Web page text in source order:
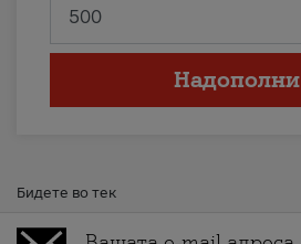
Надополни
Бидете во тек